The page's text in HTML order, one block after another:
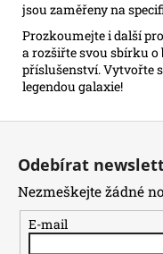
jsou zaměřeny na
Prozkoumejte i další
a rozšiřte svou sbírku o
příslušenství. Vytvořte
legendou galaxie!
Odebírat
Nezmeškejte žádné
E-mail